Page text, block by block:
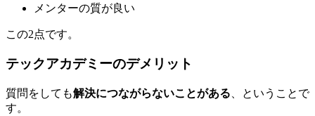
メンターの質が良い
この2点です。
テックアカデミーのデメリット
質問をしても解決につながらないことがある 、ということで
す。